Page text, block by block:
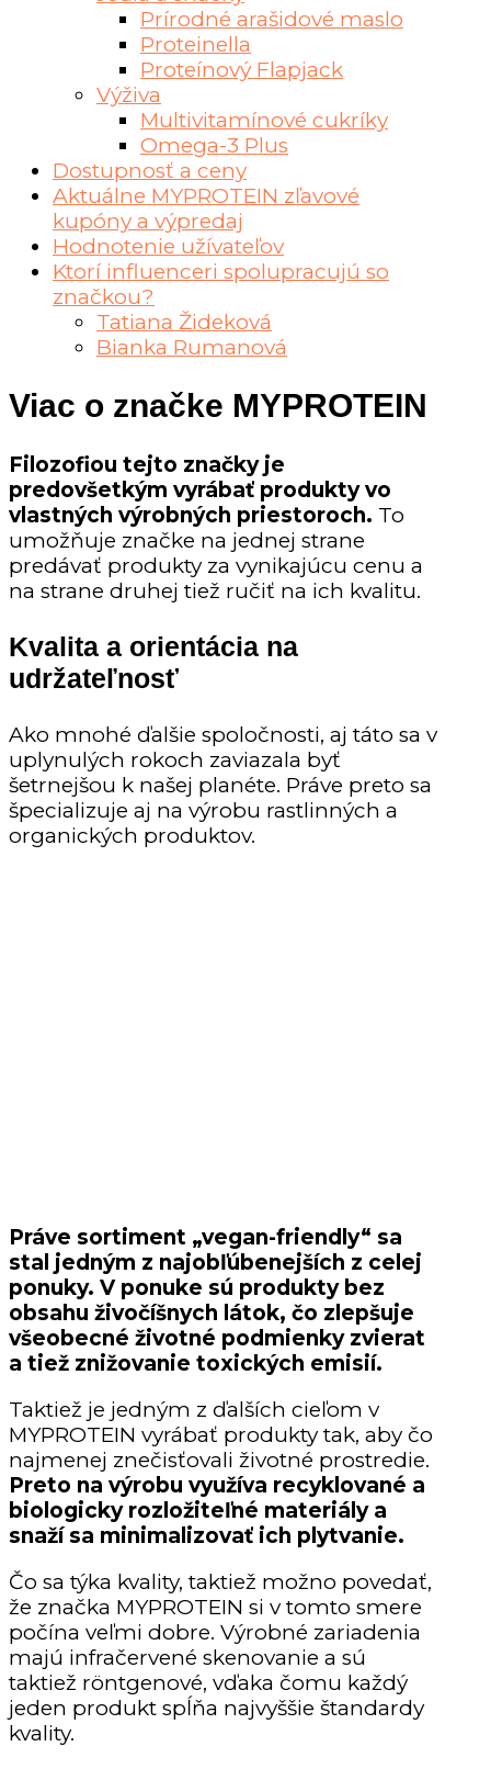
Prírodné arašidové maslo
Proteinella
Proteínový Flapjack
Výživa
Multivitamínové cukríky
Omega-3 Plus
Dostupnosť a ceny
Aktuálne MYPROTEIN zľavové
kupóny a výpredaj
Hodnotenie užívateľov
Ktorí influenceri spolupracujú so
značkou?
Tatiana Žideková
Bianka Rumanová
Viac o značke MYPROTEIN
Filozofiou tejto značky je
predovšetkým vyrábať produkty vo
vlastných výrobných priestoroch. To
umožňuje značke na jednej strane
predávať produkty za vynikajúcu cenu a
na strane druhej tiež ručiť na ich kvalitu.
Kvalita a orientácia na
udržateľnosť
Ako mnohé ďalšie spoločnosti, aj táto sa v
uplynulých rokoch zaviazala byť
šetrnejšou k našej planéte. Práve preto sa
špecializuje aj na výrobu rastlinných a
organických produktov.
Práve sortiment „vegan-friendly“ sa
stal jedným z najobľúbenejších z celej
ponuky. V ponuke sú produkty bez
obsahu živočíšnych látok, čo zlepšuje
všeobecné životné podmienky zvierat
a tiež znižovanie toxických emisií.
Taktiež je jedným z ďalších cieľom v
MYPROTEIN vyrábať produkty tak, aby čo
najmenej znečisťovali životné prostredie.
Preto na výrobu využíva recyklované a
biologicky rozložiteľné materiály a
snaží sa minimalizovať ich plytvanie.
Čo sa týka kvality, taktiež možno povedať,
že značka MYPROTEIN si v tomto smere
počína veľmi dobre. Výrobné zariadenia
majú infračervené skenovanie a sú
taktiež röntgenové, vďaka čomu každý
jeden produkt spĺňa najvyššie štandardy
kvality.